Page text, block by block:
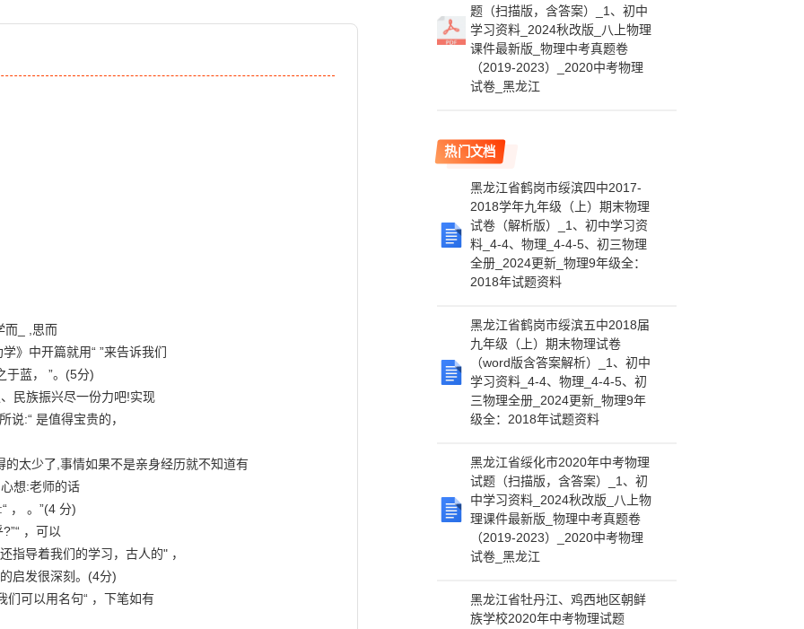
而_ ,思而
》中开篇就用“ ”来告诉我们
于蓝， ”。(5分)
民族振兴尽一份力吧!实现
说:“ 是值得宝贵的，
太少了,事情如果不是亲身经历就不知道有
想:老师的话
， 。”(4 分)
，可以
指导着我们的学习，古人的" ，
启发很深刻。(4分)
们可以用名句“ ，下笔如有
题（扫描版，含答案）_1、初中
学习资料_2024秋改版_八上物理
课件最新版_物理中考真题卷
（2019-2023）_2020中考物理
试卷_黑龙江
热门文档
黑龙江省鹤岗市绥滨四中2017-
2018学年九年级（上）期末物理
试卷（解析版）_1、初中学习资
料_4-4、物理_4-4-5、初三物理
全册_2024更新_物理9年级全：
2018年试题资料
黑龙江省鹤岗市绥滨五中2018届
九年级（上）期末物理试卷
（word版含答案解析）_1、初中
学习资料_4-4、物理_4-4-5、初
三物理全册_2024更新_物理9年
级全：2018年试题资料
黑龙江省绥化市2020年中考物理
试题（扫描版，含答案）_1、初
中学习资料_2024秋改版_八上物
理课件最新版_物理中考真题卷
（2019-2023）_2020中考物理
试卷_黑龙江
黑龙江省牡丹江、鸡西地区朝鲜
族学校2020年中考物理试题